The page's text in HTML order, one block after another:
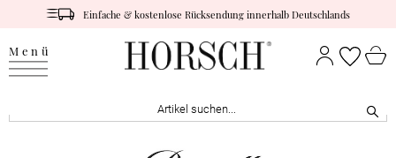
Einfache & kostenlose Rücksendung innerhalb Deutschlands
Menü